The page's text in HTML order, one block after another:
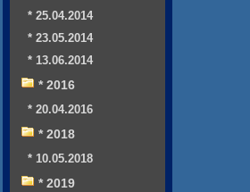
* 25.04.2014
* 23.05.2014
* 13.06.2014
* 2016
* 20.04.2016
* 2018
* 10.05.2018
* 2019